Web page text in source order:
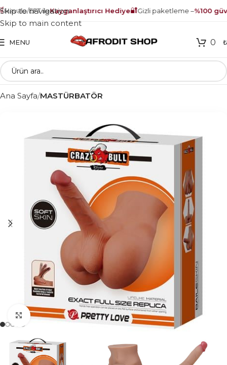
EFT ileKayganlaştırıcı Hediye🔐Gizli paketleme –%100
Skip to navigation
Skip to main content
MENU 0 ₺
Ana Sayfa MASTÜRBATÖR
Click to enlarge